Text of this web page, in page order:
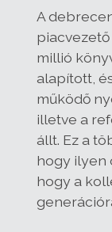
A
millió
alapított,
működő
illetve a
állt. Ez a
hogy ilyen
hogy a